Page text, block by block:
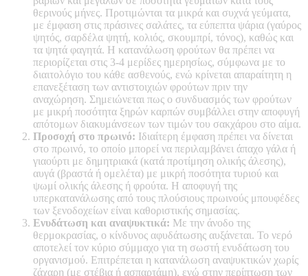
θερινούς μήνες. Προτιμώνται τα μικρά και συχνά γεύματα,
με έμφαση στις πράσινες σαλάτες, τα εύπεπτα ψάρια (γαύρος
ψητός, σαρδέλα ψητή, κολιός, σκουμπρί, τόνος), καθώς και
τα ψητά φαγητά. Η κατανάλωση φρούτων θα πρέπει να
περιορίζεται στις 3-4 μερίδες ημερησίως, σύμφωνα με το
διαιτολόγιο του κάθε ασθενούς, ενώ κρίνεται απαραίτητη η
επανεξέταση των αντιστοιχιών φρούτων πριν την
αναχώρηση. Σημειώνεται πως ο συνδυασμός των φρούτων
με μικρή ποσότητα ξηρών καρπών συμβάλλει στην αποφυγή
απότομων διακυμάνσεων των τιμών του σακχάρου στο αίμα.
Προσοχή στο πρωινό: Ιδιαίτερη έμφαση πρέπει να δίνεται
στο πρωινό, το οποίο μπορεί να περιλαμβάνει άπαχο γάλα ή
γιαούρτι με δημητριακά (κατά προτίμηση ολικής άλεσης),
αυγά (βραστά ή ομελέτα) με μικρή ποσότητα τυριού και
ψωμί ολικής άλεσης ή φρούτα. Η αποφυγή της
υπερκατανάλωσης από τους πλούσιους πρωινούς μπουφέδες
των ξενοδοχείων είναι καθοριστικής σημασίας.
Ενυδάτωση και αναψυκτικά: Με την άνοδο της
θερμοκρασίας, ο κίνδυνος αφυδάτωσης αυξάνεται. Το νερό
αποτελεί τον κύριο σύμμαχο για τη σωστή ενυδάτωση του
οργανισμού. Επιτρέπεται η κατανάλωση αναψυκτικών χωρίς
ζάχαρη (με στέβια ή ασπαρτάμη), ενώ στην περίπτωση των